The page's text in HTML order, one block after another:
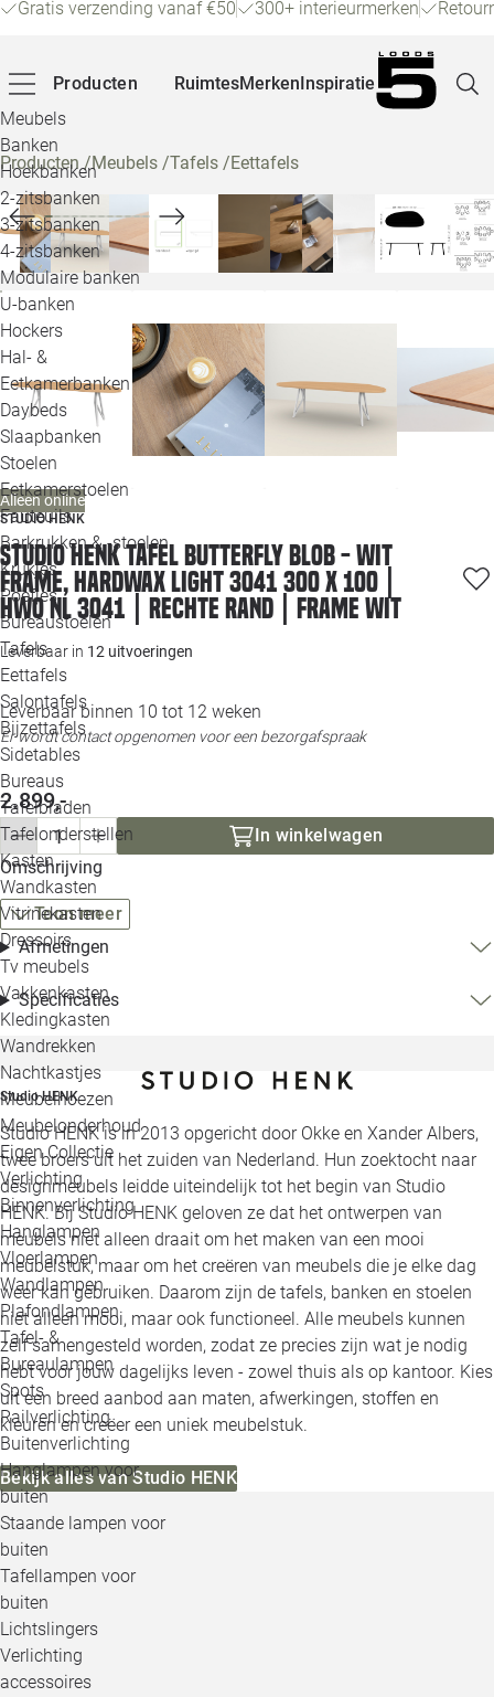
Gratis verzending vanaf €50 300+ interieurmerken
Producten
Meubels
Banken
Hoekbanken
2-zitsbanken
3-zitsbanken
4-zitsbanken
Modulaire banken
U-banken
Hockers
Hal- &
Eetkamerbanken
Daybeds
Slaapbanken
Stoelen
Eetkamerstoelen
Fauteuils
Barkrukken & -stoelen
Krukjes
Poefjes
Bureaustoelen
Tafels
Eettafels
Salontafels
Bijzettafels
Sidetables
Bureaus
Tafelbladen
Tafelonderstellen
Kasten
Wandkasten
Vitrinekasten
Dressoirs
Tv meubels
Vakkenkasten
Kledingkasten
Wandrekken
Nachtkastjes
Meubelhoezen
Meubelonderhoud
Eigen Collectie
Verlichting
Binnenverlichting
Hanglampen
Vloerlampen
Wandlampen
Plafondlampen
Tafel- &
Bureaulampen
Spots
Railverlichting
Buitenverlichting
Hanglampen voor
buiten
Staande lampen voor
buiten
Tafellampen voor
buiten
Lichtslingers
Verlichting
accessoires
RuimtesMerkenInspiratie
Alle
Producten/Meubels /Tafels /Eettafels
Alleen online
STUDIO HENK
Studio HENK tafel Butterfly Blob - wit
frame, hardwax light 3041 300 x 100 |
HWO NL 3041 | Rechte Rand | Frame Wit
Leverbaar in 12 uitvoeringen
Leverbaar binnen 10 tot 12 weken
Er wordt contact opgenomen voor een bezorgafspraak
2.899,-
In winkelwagen
Omschrijving
Toon meer
Afmetingen
Specificaties
Studio HENK
Studio HENK is in 2013 opgericht door Okke en Xander Albers,
twee broers uit het zuiden van Nederland. Hun zoektocht naar
designmeubels leidde uiteindelijk tot het begin van Studio
HENK. Bij Studio HENK geloven ze dat het ontwerpen van
meubels niet alleen draait om het maken van een mooi
meubelstuk, maar om het creëren van meubels die je elke dag
weer kan gebruiken. Daarom zijn de tafels, banken en stoelen
niet alleen mooi, maar ook functioneel. Alle meubels kunnen
zelf samengesteld worden, zodat ze precies zijn wat je nodig
hebt voor jouw dagelijks leven - zowel thuis als op kantoor. Kies
uit een breed aanbod aan maten, afwerkingen, stoffen en
kleuren en creëer een uniek meubelstuk.
Bekijk alles van Studio HENK